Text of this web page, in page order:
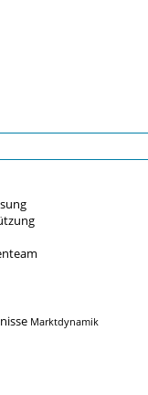
Marktdynamik